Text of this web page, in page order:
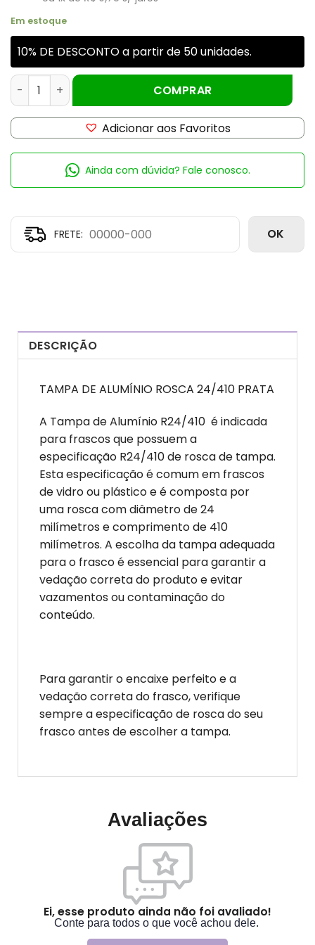
Em estoque
10% DE DESCONTO a partir de 50 unidades.
Tampa Aluminio Fechada Prata Rosca 24mm
COMPRAR
Adicionar aos Favoritos
Ainda com dúvida? Fale conosco.
OK
DESCRIÇÃO
TAMPA DE ALUMÍNIO ROSCA 24/410 PRATA
A Tampa de Alumínio R24/410 é indicada
para frascos que possuem a
especificação R24/410 de rosca de tampa.
Esta especificação é comum em frascos
de vidro ou plástico e é composta por
uma rosca com diâmetro de 24
milímetros e comprimento de 410
milímetros. A escolha da tampa adequada
para o frasco é essencial para garantir a
vedação correta do produto e evitar
vazamentos ou contaminação do
conteúdo.
Para garantir o encaixe perfeito e a
vedação correta do frasco, verifique
sempre a especificação de rosca do seu
frasco antes de escolher a tampa.
Avaliações
Ei, esse produto ainda não foi avaliado!
Conte para todos o que você achou dele.